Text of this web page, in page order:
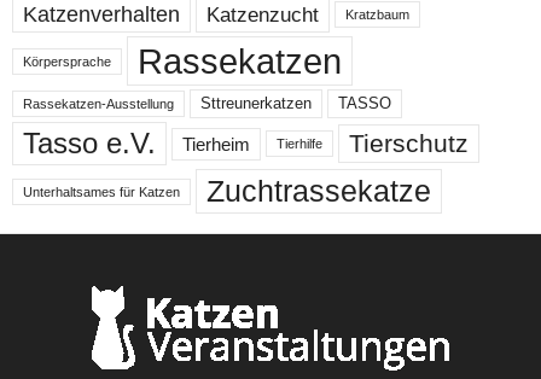
Katzenverhalten Katzenzucht Kratzbaum
Körpersprache Rassekatzen
Rassekatzen-Ausstellung Sttreunerkatzen TASSO
Tasso e.V. Tierheim Tierhilfe Tierschutz
Unterhaltsames für Katzen Zuchtrassekatze